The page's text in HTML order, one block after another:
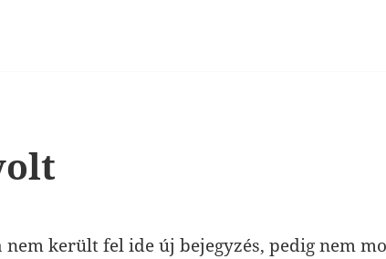
nem került fel ide új bejegyzés, pedig nem